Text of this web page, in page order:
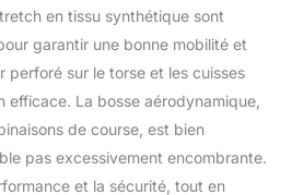
: Le cuir perforé aux
assure une parfaite
circulation de l'air sans
compromettre la
sécurité.
en tissu synthétique sont
garantir une bonne mobilité et
perforé sur le torse et les cuisses
efficace. La bosse aérodynamique,
de course, est bien
pas excessivement encombrante.
et la sécurité, tout en